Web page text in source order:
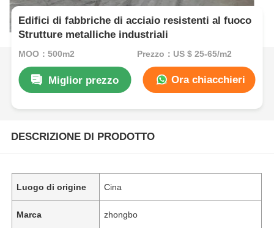
Edifici di fabbriche di acciaio resistenti al fuoco
Strutture metalliche industriali
MOQ：500m2 Prezzo：US $ 25-65/m2
Miglior prezzo Ora chiacchieri
DESCRIZIONE DI PRODOTTO
Luogo di origine Cina
Marca zhongbo